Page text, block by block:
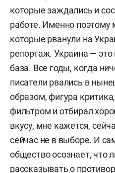
которые заждались и
работе. Именно поэтому
которые рванули на
репортаж. Украина — это
база. Все годы, когда
писатели рвались в
образом, фигура
фильтром и отбирал
вкусу, мне кажется,
сейчас не в выборе. И
общество осознает, что
рассказывать о